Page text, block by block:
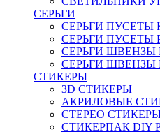
СЕРЬГИ
СЕРЬГИ ПУСЕТЫ
СЕРЬГИ ПУСЕТЫ
СЕРЬГИ ШВЕНЗЫ
СЕРЬГИ ШВЕНЗЫ
СТИКЕРЫ
3D СТИКЕРЫ
АКРИЛОВЫЕ
СТЕРЕО
СТИКЕРПАК DIY